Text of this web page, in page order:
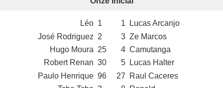
Léo 1 1
Lucas Arcanjo
José Rodriguez 2 3 Ze Marcos
Hugo Moura 25 4 Camutanga
Robert Renan 30 5 Lucas Halter
Paulo Henrique 96 27
Raul Caceres